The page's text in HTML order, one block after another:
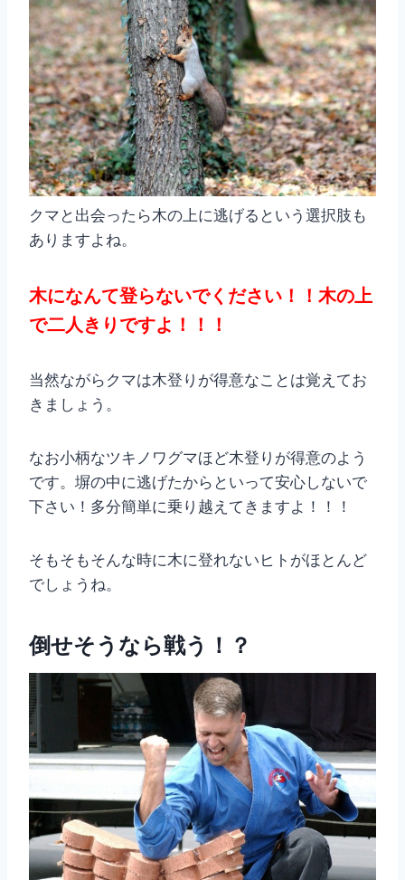
クマと出会ったら木の上に逃げるという選択肢も
ありますよね。
木になんて登らないでください！！木の上
で二人きりですよ！！！
当然ながらクマは木登りが得意なことは覚えてお
きましょう。
なお小柄なツキノワグマほど木登りが得意のよう
です。塀の中に逃げたからといって安心しないで
下さい！多分簡単に乗り越えてきますよ！！！
そもそもそんな時に木に登れないヒトがほとんど
でしょうね。
倒せそうなら戦う！？